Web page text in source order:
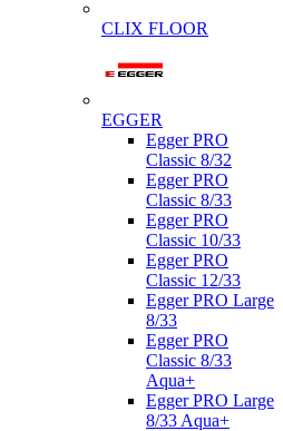
CLIX FLOOR
EGGER
Egger PRO
Classic 8/32
Egger PRO
Classic 8/33
Egger PRO
Classic 10/33
Egger PRO
Classic 12/33
Egger PRO Large
8/33
Egger PRO
Classic 8/33
Aqua+
Egger PRO Large
8/33 Aqua+